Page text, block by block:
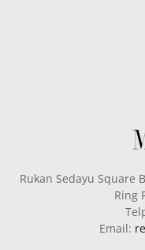
Rukan Sedayu Square
Ring
Email: